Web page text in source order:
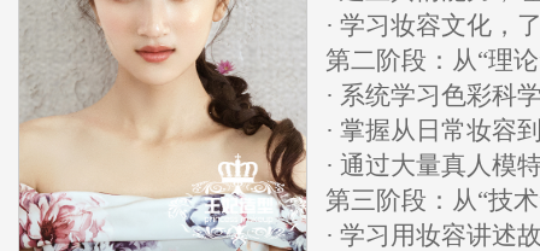
· 学习妆容文化，
第二阶段：从“理
· 系统学习色彩科
· 掌握从日常妆容
· 通过大量真人模
第三阶段：从“技
· 学习用妆容讲述